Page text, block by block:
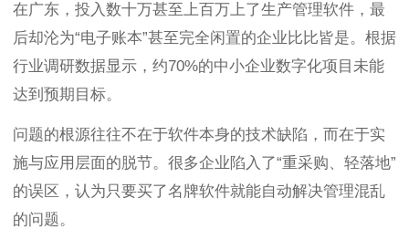
在广东，投入数十万甚至上百万上了生产管理软件，最
后却沦为“电子账本”甚至完全闲置的企业比比皆是。根据
行业调研数据显示，约70%的中小企业数字化项目未能
达到预期目标。
问题的根源往往不在于软件本身的技术缺陷，而在于实
施与应用层面的脱节。很多企业陷入了“重采购、轻落地”
的误区，认为只要买了名牌软件就能自动解决管理混乱
的问题。